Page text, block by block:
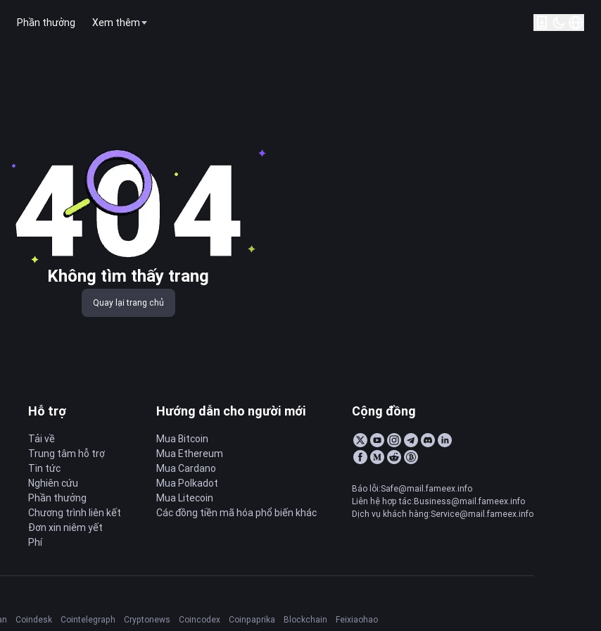
Phần thưởng Xem thêm
Không tìm thấy trang
Quay lại trang chủ
Hỗ trợ
Tải về
Trung tâm hỗ trợ
Tin tức
Nghiên cứu
Phần thưởng
Chương trình liên kết
Đơn xin niêm yết
Phí
Hướng dẫn cho người mới
Mua Bitcoin
Mua Ethereum
Mua Cardano
Mua Polkadot
Mua Litecoin
Các đồng tiền mã hóa phổ biến khác
Cộng đồng
Báo lỗi:Safe@mail.fameex.info
Liên hệ hợp tác:Business@mail.fameex.info
Dịch vụ khách hàng:Service@mail.fameex.info
Coindesk Cointelegraph Cryptonews Coincodex Coinpaprika Blockchain
Feixiaohao